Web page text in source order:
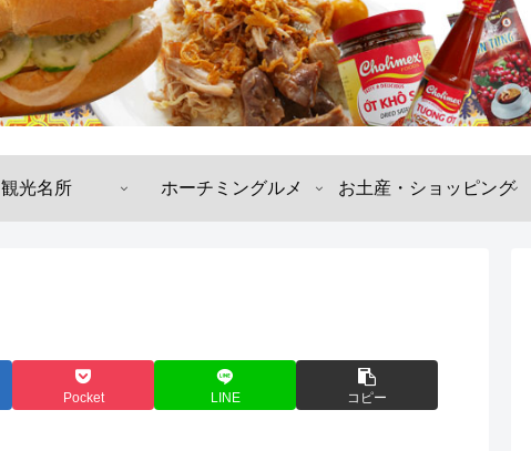
観光名所 ホーチミングルメ お土産・ショッピング
Pocket LINE コピー